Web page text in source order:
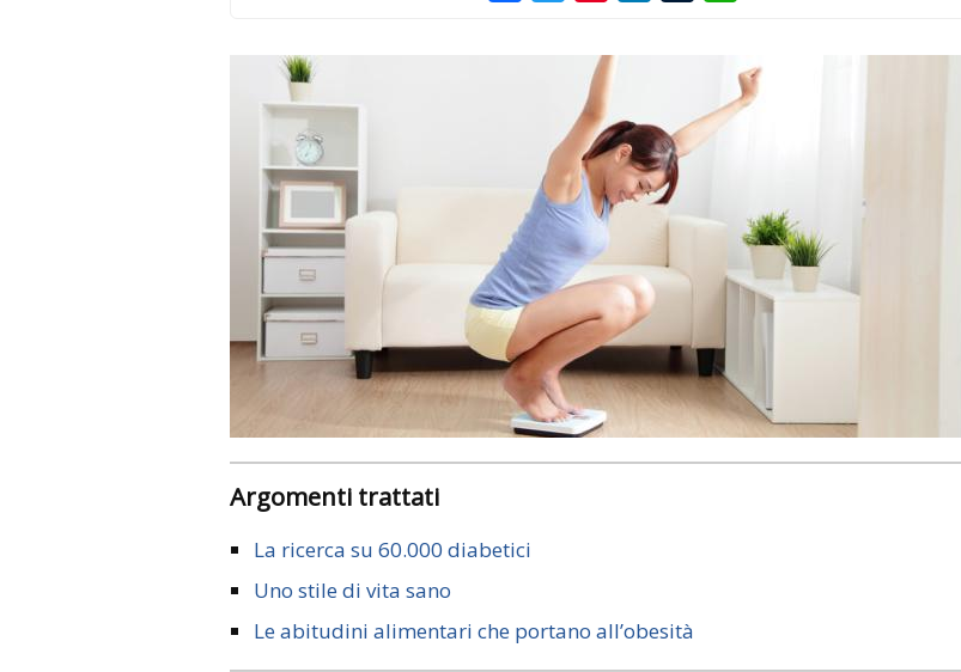
Argomenti trattati
La ricerca su 60.000 diabetici
Uno stile di vita sano
Le abitudini alimentari che portano all’obesità